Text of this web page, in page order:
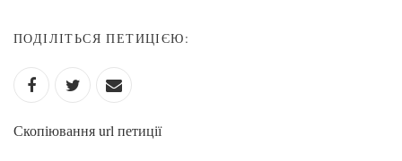
ПОДІЛІТЬСЯ ПЕТИЦІЄЮ:
Скопіювання url петиції